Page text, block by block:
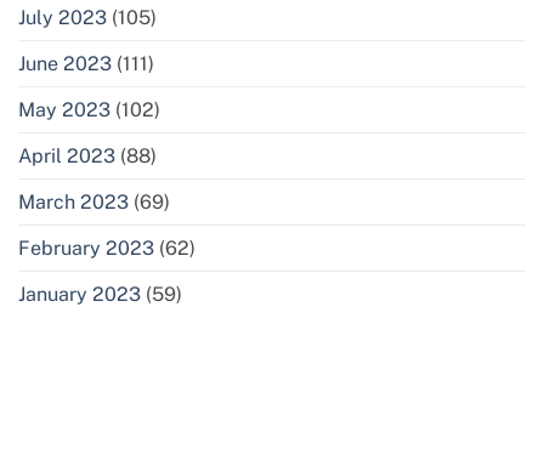
July 2023 (105)
June 2023 (111)
May 2023 (102)
April 2023 (88)
March 2023 (69)
February 2023 (62)
January 2023 (59)